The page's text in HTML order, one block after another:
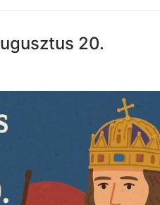
20.